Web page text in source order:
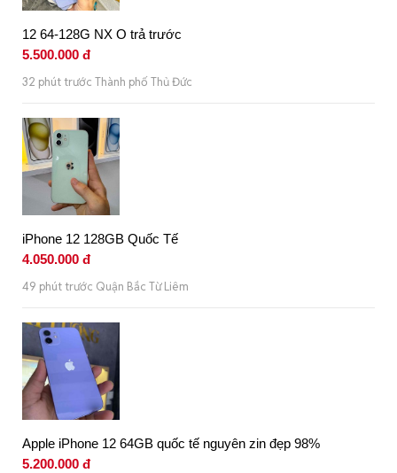
12 64-128G NX O trả trước
5.500.000 đ
32 phút trước Thành phố Thủ Đức
iPhone 12 128GB Quốc Tế
4.050.000 đ
49 phút trước Quận Bắc Từ Liêm
Apple iPhone 12 64GB quốc tế nguyên zin đẹp 98%
5.200.000 đ